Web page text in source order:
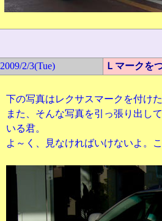
2009/2/3(Tue) Ｌマークを
下の写真はレクサスマークを付け
また、そんな写真を引っ張り出し
いる君。
よ～く、見なければいけないよ。